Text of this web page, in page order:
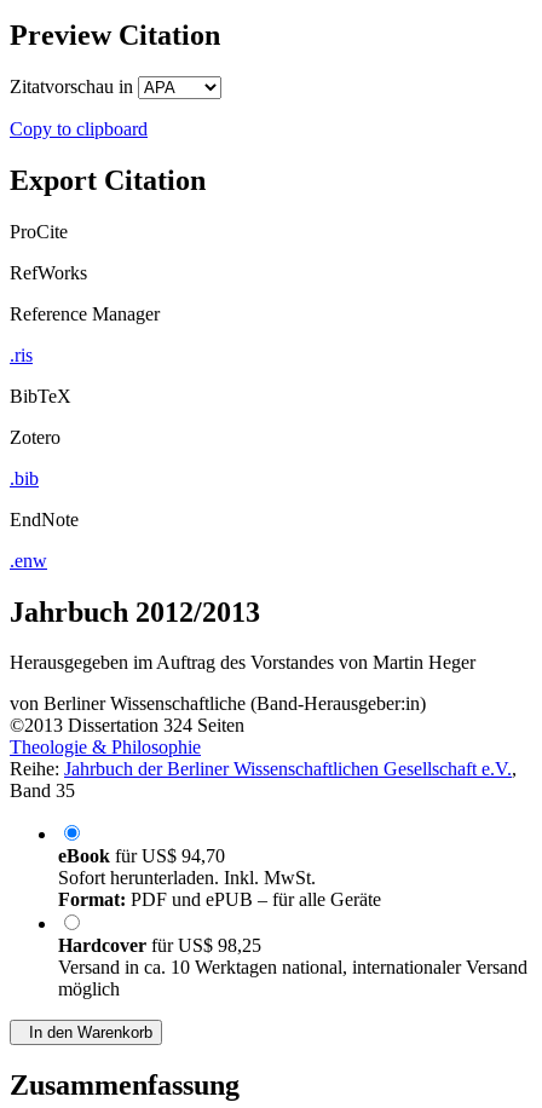
Preview Citation
Zitatvorschau in
Copy to clipboard
Export Citation
ProCite
RefWorks
Reference Manager
.ris
BibTeX
Zotero
.bib
EndNote
.enw
Jahrbuch 2012/2013
Herausgegeben im Auftrag des Vorstandes von Martin Heger
von Berliner Wissenschaftliche (Band-Herausgeber:in)
©2013 Dissertation 324 Seiten
Theologie & Philosophie
Reihe: Jahrbuch der Berliner Wissenschaftlichen Gesellschaft e.V.,
Band 35
eBook fürUS$ 94,70
Sofort herunterladen. Inkl. MwSt.
Format: PDF und ePUB – für alle Geräte
Hardcover fürUS$ 98,25
Versand in ca. 10 Werktagen national, internationaler Versand
möglich
In den Warenkorb
Zusammenfassung